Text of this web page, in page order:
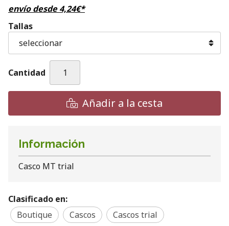
envío desde4,24€*
Tallas
Cantidad
Añadir a la cesta
Información
Casco MT trial
Clasificado en:
Boutique
Cascos Cascos trial